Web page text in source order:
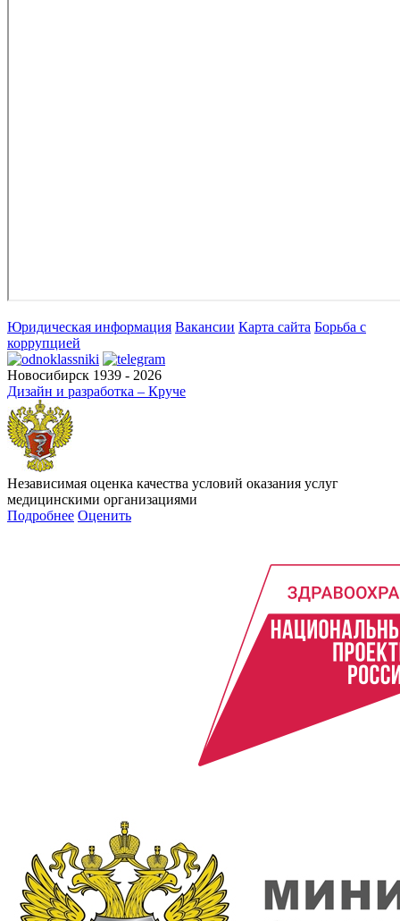
Юридическая информация Вакансии Карта сайта Борьба с
коррупцией
Новосибирск 1939 - 2026
Дизайн и разработка – Круче
Независимая оценка качества условий оказания услуг
медицинскими организациями
Подробнее Оценить